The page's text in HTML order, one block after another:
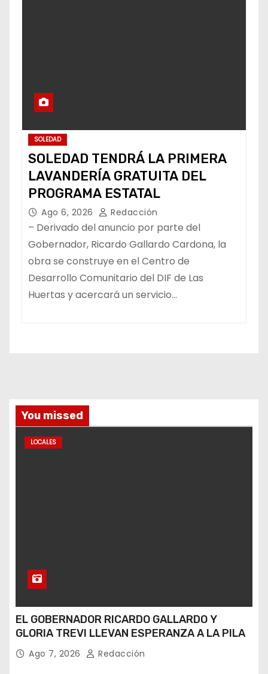
SOLEDAD
SOLEDAD TENDRÁ LA PRIMERA
LAVANDERÍA GRATUITA DEL
PROGRAMA ESTATAL
Ago 6, 2026 Redacción
– Derivado del anuncio por parte del
Gobernador, Ricardo Gallardo Cardona, la
obra se construye en el Centro de
Desarrollo Comunitario del DIF de Las
Huertas y acercará un servicio…
You missed
LOCALES
EL GOBERNADOR RICARDO GALLARDO Y
GLORIA TREVI LLEVAN ESPERANZA A LA PILA
Ago 7, 2026 Redacción